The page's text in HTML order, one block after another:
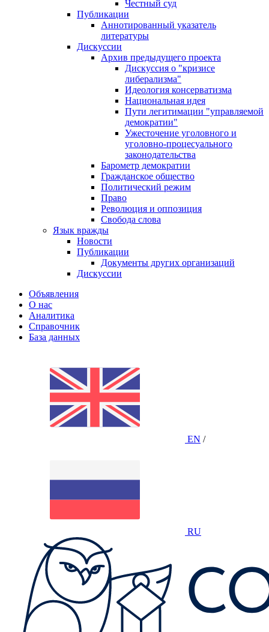
Честный суд
Публикации
Аннотированный указатель
литературы
Дискуссии
Архив предыдущего проекта
Дискуссия о "кризисе
либерализма"
Идеология консерватизма
Национальная идея
Пути легитимации "управляемой
демократии"
Ужесточение уголовного и
уголовно-процесуального
законодательства
Барометр демократии
Гражданское общество
Политический режим
Право
Революция и оппозиция
Свобода слова
Язык вражды
Новости
Публикации
Документы других организаций
Дискуссии
Объявления
О нас
Аналитика
Справочник
База данных
EN /
RU